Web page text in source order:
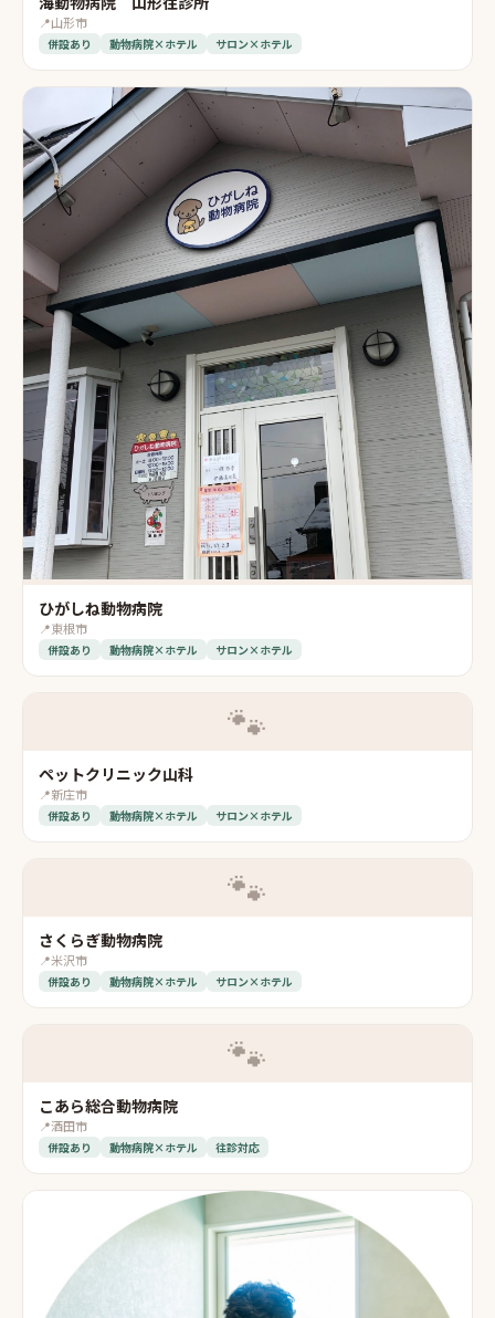
📍山形市
併設あり 動物病院×ホテル サロン×ホテル
ひがしね動物病院
📍東根市
併設あり 動物病院×ホテル サロン×ホテル
🐾
ペットクリニック山科
📍新庄市
併設あり 動物病院×ホテル サロン×ホテル
🐾
さくらぎ動物病院
📍米沢市
併設あり 動物病院×ホテル サロン×ホテル
🐾
こあら総合動物病院
📍酒田市
併設あり 動物病院×ホテル 往診対応